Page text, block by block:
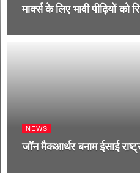
मार्क्स के लिए भावी पीढ़ियों को
NEWS
जॉन मैकआर्थर बनाम ईसाई